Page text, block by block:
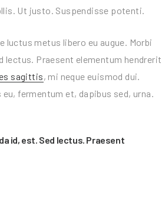
Ut justo. Suspendisse potenti.
metus libero eu augue. Morbi
lectus. Praesent elementum hendrerit
sagittis, mi neque euismod dui.
fermentum et, dapibus sed, urna.
id, est. Sed lectus. Praesent